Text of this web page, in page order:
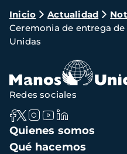
Ruta
de
navegación
Inicio Actualidad
Ceremonia de entrega
Unidas
Navegación
principal
Quienes somos
Qué hacemos
Redes sociales